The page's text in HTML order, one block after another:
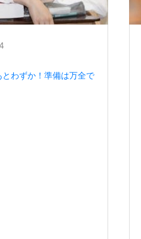
わずか！準備は万全で